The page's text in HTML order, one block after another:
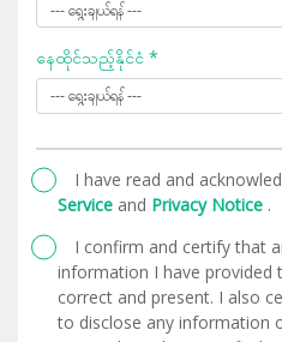
နေထိုင်သည့်နိုင်ငံ *
I have read and
Service and Privacy Notice .
I confirm and certify that
information I have provided
correct and present. I also
to disclose any information